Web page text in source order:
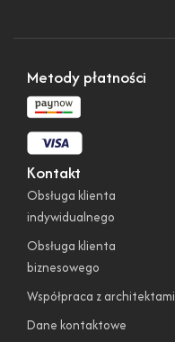
Kontakt
Obsługa klienta
indywidualnego
Obsługa klienta
biznesowego
Współpraca z architektami
Dane kontaktowe
Metody płatności